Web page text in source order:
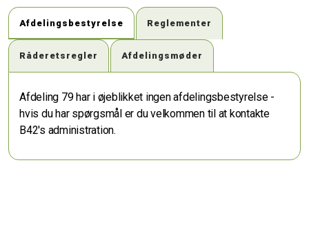
Afdelingsbestyrelse Reglementer
Råderetsregler Afdelingsmøder
Afdeling 79 har i øjeblikket ingen afdelingsbestyrelse -
hvis du har spørgsmål er du velkommen til at kontakte
B42's administration.